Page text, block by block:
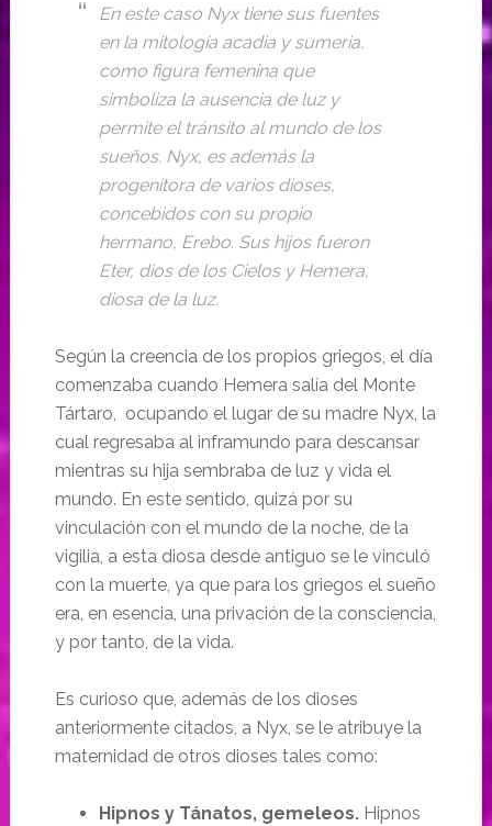
En este caso Nyx tiene sus fuentes
en la mitología acadia y sumeria,
como figura femenina que
simboliza la ausencia de luz y
permite el tránsito al mundo de los
sueños. Nyx, es además la
progenitora de varios dioses,
concebidos con su propio
hermano, Erebo. Sus hijos fueron
Eter, dios de los Cielos y Hemera,
diosa de la luz.
Según la creencia de los propios griegos, el día
comenzaba cuando Hemera salía del Monte
Tártaro, ocupando el lugar de su madre Nyx, la
cual regresaba al inframundo para descansar
mientras su hija sembraba de luz y vida el
mundo. En este sentido, quizá por su
vinculación con el mundo de la noche, de la
vigilia, a esta diosa desde antiguo se le vinculó
con la muerte, ya que para los griegos el sueño
era, en esencia, una privación de la consciencia,
y por tanto, de la vida.
Es curioso que, además de los dioses
anteriormente citados, a Nyx, se le atribuye la
maternidad de otros dioses tales como:
Hipnos y Tánatos, gemeleos.Hipnos